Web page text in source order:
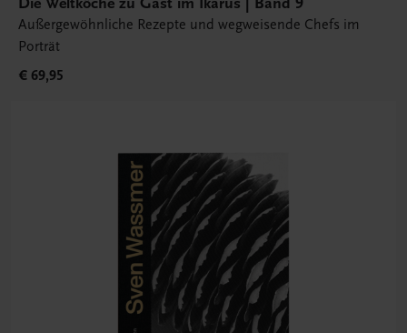
Außergewöhnliche Rezepte und wegweisende Chefs im
Porträt
€ 69,95